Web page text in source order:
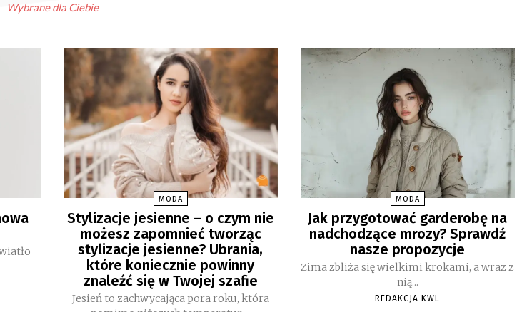
Wybrane dla Ciebie
MODA
Stylizacje jesienne – o czym nie
możesz zapomnieć tworząc
stylizacje jesienne? Ubrania,
które koniecznie powinny
znaleźć się w Twojej szafie
Jesień to zachwycająca pora roku, która
MODA
Jak przygotować garderobę na
nadchodzące mrozy? Sprawdź
nasze propozycje
Zima zbliża się wielkimi krokami, a wraz z
nią...
REDAKCJA KWL